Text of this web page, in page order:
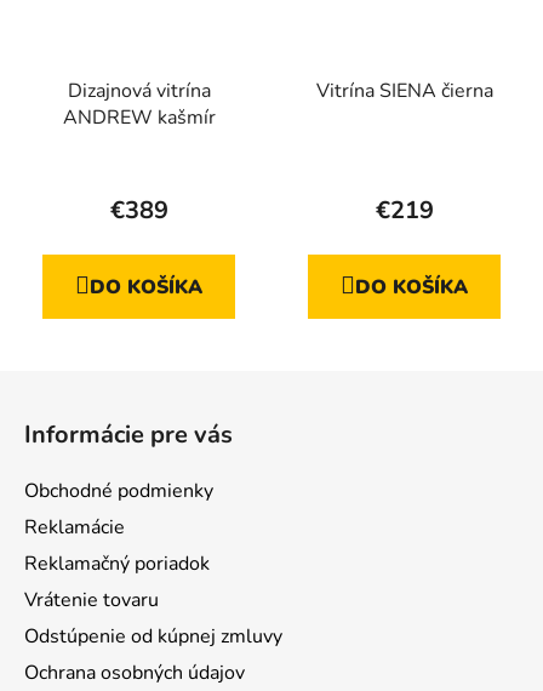
Dizajnová vitrína
ANDREW kašmír
hodnotenie
je
5,0
€389
DO KOŠÍKA
Vitrína SIENA čierna
€219
DO KOŠÍKA
Informácie pre vás
Obchodné podmienky
Reklamácie
Reklamačný poriadok
Vrátenie tovaru
Odstúpenie od kúpnej zmluvy
Ochrana osobných údajov